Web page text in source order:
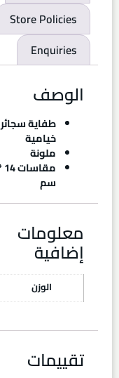
Store Policies
Enquiries
الوصف
طفاية سجائر
خيامية
ملونة
سم
معلومات
إضافية
الوزن
تقييمات